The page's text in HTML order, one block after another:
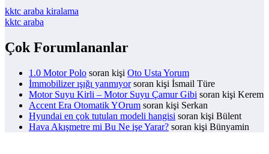
kktc araba kiralama
kktc araba
Çok Forumlananlar
1.0 Motor Polo soran kişi Oto Usta Yorum
İmmobilizer ışığı yanmıyorsoran kişi İsmail Türe
Motor Suyu Kirli – Motor Suyu Çamur Gibi soran kişi Kerem
Accent Era Otomatik YOrum soran kişi Serkan
Hyundai en çok tutulan modeli hangisi soran kişi Bülent
Hava Akışmetre mi Bu Ne işe Yarar? soran kişi Bünyamin